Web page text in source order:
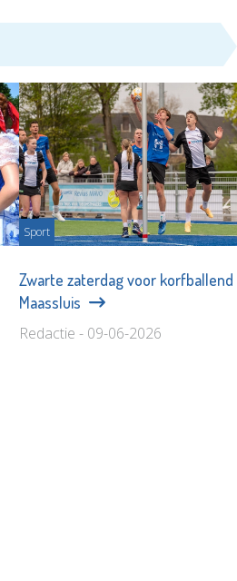
Sport
Zwarte zaterdag voor korfballend
Maassluis
Redactie - 09-06-2026